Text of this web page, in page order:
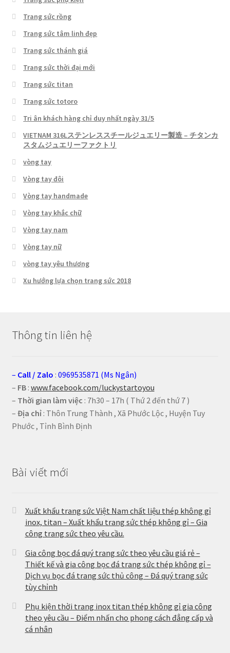
Trang sức rồng
Trang sức tâm linh đẹp
Trang sức thánh giá
Trang sức thời đại mới
Trang sức titan
Trang sức totoro
Tri ân khách hàng chỉ duy nhất ngày 31/5
VIETNAM 316Lステンレススチールジュエリー製造 – チタンカ
スタムジュエリーファクトリ
vòng tay
Vòng tay đôi
Vòng tay handmade
Vòng tay khắc chữ
Vòng tay nam
Vòng tay nữ
vòng tay yêu thương
Xu hướng lựa chọn trang sức 2018
Thông tin liên hệ
– Call / Zalo : 0969535871 (Ms Ngân)
– FB: www.facebook.com/luckystartoyou
– Thời gian làm việc : 7h30 – 17h ( Thứ 2 đến thứ 7 )
– Địa chỉ: Thôn Trung Thành , Xã Phước Lộc , Huyện Tuy
Phước , Tỉnh Bình Định
Bài viết mới
Xuất khẩu trang sức Việt Nam chất liệu thép không gỉ
inox, titan – Xuất khẩu trang sức thép không gỉ – Gia
công trang sức theo yêu cầu.
Gia công bọc đá quý trang sức theo yêu cầu giá rẻ –
Thiết kế và gia công bọc đá trang sức thép không gỉ –
Dịch vụ bọc đá trang sức thủ công – Đá quý trang sức
tùy chỉnh
Phụ kiện thời trang inox titan thép không gỉ gia công
theo yêu cầu – Điểm nhấn cho phong cách đẳng cấp và
cá nhân